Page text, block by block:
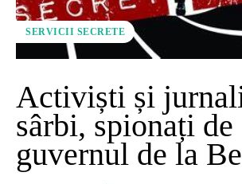
SERVICII SECRETE
Activiști și
sârbi, spionați de
guvernul de la